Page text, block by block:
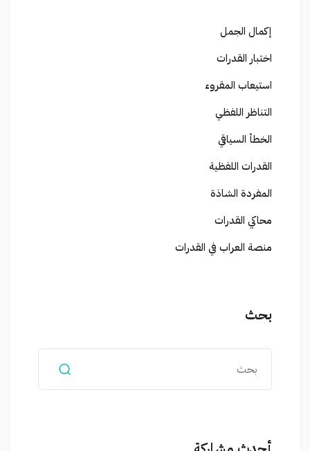
إكمال الجمل
اختبار القدرات
استيعاب المقروء
التناظر اللفظي
الخطأ السياقي
القدرات اللفظية
المفردة الشاذة
محاكي القدرات
منصة العراب في القدرات
بحث